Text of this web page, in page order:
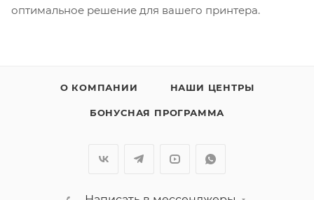
оптимальное решение для вашего принтера.
О КОМПАНИИ НАШИ ЦЕНТРЫ
БОНУСНАЯ ПРОГРАММА